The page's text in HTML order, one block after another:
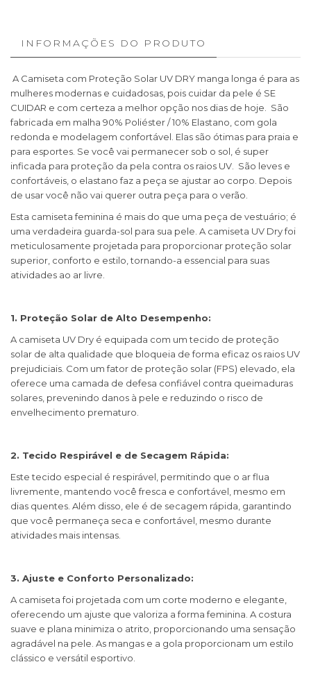
INFORMAÇÕES DO PRODUTO
A Camiseta com Proteção Solar UV DRY manga longa é para as
mulheres modernas e cuidadosas, pois cuidar da pele é SE
CUIDAR e com certeza a melhor opção nos dias de hoje. São
fabricada em malha 90% Poliéster / 10% Elastano, com gola
redonda e modelagem confortável. Elas são ótimas para praia e
para esportes. Se você vai permanecer sob o sol, é super
inficada para proteção da pela contra os raios UV. São leves e
confortáveis, o elastano faz a peça se ajustar ao corpo. Depois
de usar você não vai querer outra peça para o verão.
Esta camiseta feminina é mais do que uma peça de vestuário; é
uma verdadeira guarda-sol para sua pele. A camiseta UV Dry foi
meticulosamente projetada para proporcionar proteção solar
superior, conforto e estilo, tornando-a essencial para suas
atividades ao ar livre.
1. Proteção Solar de Alto Desempenho:
A camiseta UV Dry é equipada com um tecido de proteção
solar de alta qualidade que bloqueia de forma eficaz os raios UV
prejudiciais. Com um fator de proteção solar (FPS) elevado, ela
oferece uma camada de defesa confiável contra queimaduras
solares, prevenindo danos à pele e reduzindo o risco de
envelhecimento prematuro.
2. Tecido Respirável e de Secagem Rápida:
Este tecido especial é respirável, permitindo que o ar flua
livremente, mantendo você fresca e confortável, mesmo em
dias quentes. Além disso, ele é de secagem rápida, garantindo
que você permaneça seca e confortável, mesmo durante
atividades mais intensas.
3. Ajuste e Conforto Personalizado:
A camiseta foi projetada com um corte moderno e elegante,
oferecendo um ajuste que valoriza a forma feminina. A costura
suave e plana minimiza o atrito, proporcionando uma sensação
agradável na pele. As mangas e a gola proporcionam um estilo
clássico e versátil esportivo.